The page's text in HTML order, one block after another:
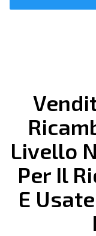
Livello
Per Il
E